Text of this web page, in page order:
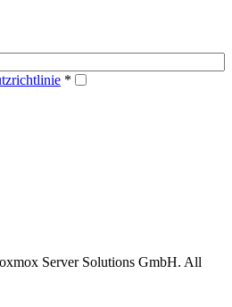
*
Server Solutions GmbH. All